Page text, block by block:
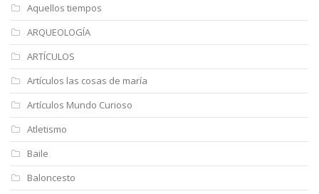
Aquellos tiempos
ARQUEOLOGÍA
ARTÍCULOS
Artículos las cosas de maría
Artículos Mundo Curioso
Atletismo
Baile
Baloncesto